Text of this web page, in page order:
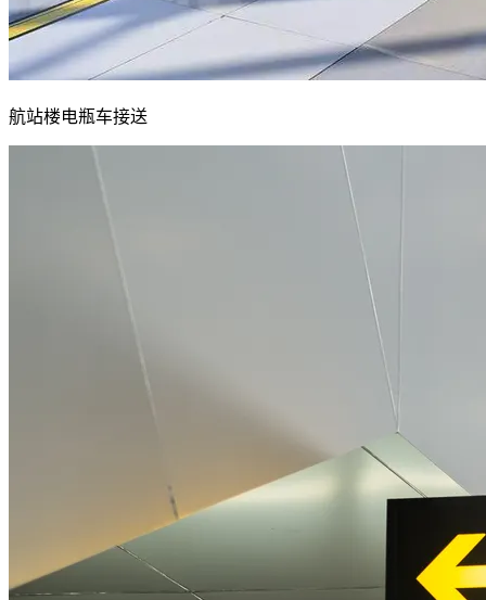
航站楼电瓶车接送